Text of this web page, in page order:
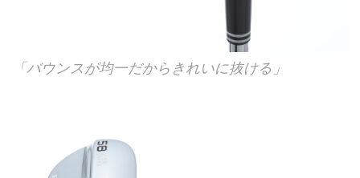
「バウンスが均一だからきれいに抜ける」